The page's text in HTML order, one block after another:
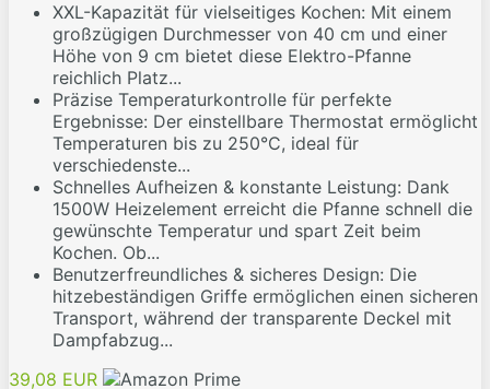
XXL-Kapazität für vielseitiges Kochen: Mit einem
großzügigen Durchmesser von 40 cm und einer
Höhe von 9 cm bietet diese Elektro-Pfanne
reichlich Platz...
Präzise Temperaturkontrolle für perfekte
Ergebnisse: Der einstellbare Thermostat ermöglicht
Temperaturen bis zu 250°C, ideal für
verschiedenste...
Schnelles Aufheizen & konstante Leistung: Dank
1500W Heizelement erreicht die Pfanne schnell die
gewünschte Temperatur und spart Zeit beim
Kochen. Ob...
Benutzerfreundliches & sicheres Design: Die
hitzebeständigen Griffe ermöglichen einen sicheren
Transport, während der transparente Deckel mit
Dampfabzug...
39,08 EUR